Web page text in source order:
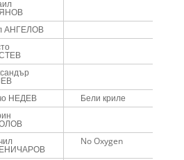
АНГЕЛОВ
НЕДЕВ Бели криле
No Oxygen